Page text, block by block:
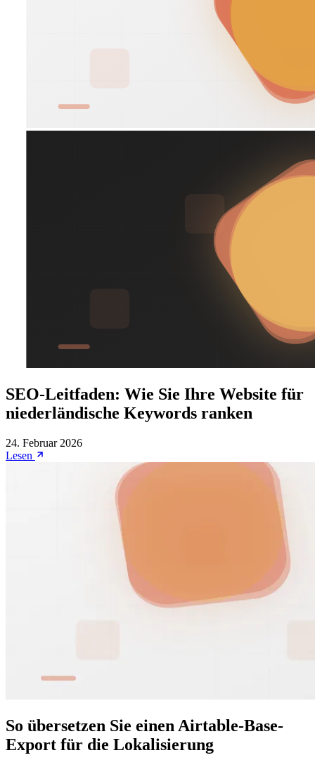
SEO-Leitfaden: Wie Sie Ihre Website für
niederländische Keywords ranken
24. Februar 2026
Lesen
So übersetzen Sie einen Airtable-Base-
Export für die Lokalisierung